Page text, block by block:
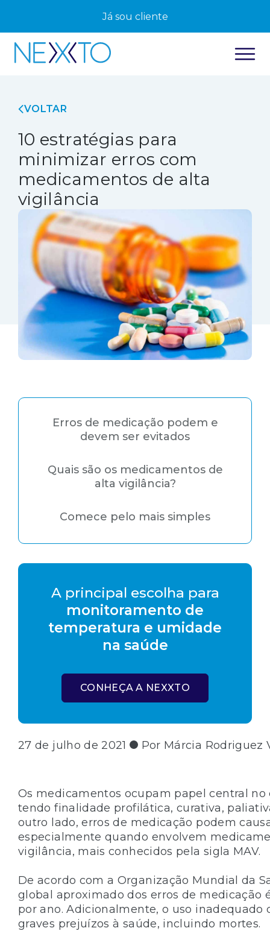
Já sou cliente
VOLTAR
10 estratégias para
minimizar erros com
medicamentos de alta
vigilância
27 de julho de 2021 Por Márcia Rodriguez
Os medicamentos ocupam papel central no
tendo finalidade profilática, curativa,
outro lado, erros de medicação podem
especialmente quando envolvem
vigilância, mais conhecidos pela sigla MAV.
De acordo com a Organização Mundial da
global aproximado dos erros de medicação
por ano. Adicionalmente, o uso inadequado
graves prejuízos à saúde, incluindo mortes.
Erros de medicação podem e
devem ser evitados
Quais são os medicamentos de
alta vigilância?
Comece pelo mais simples
A principal escolha para
monitoramento de
temperatura e umidade
na saúde
CONHEÇA A NEXXTO